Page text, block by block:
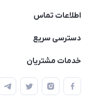
اطلاعات تماس
09012926386
دسترسی سریع
حساب کاربری
لیست محصولات
خدمات مشتریان
قوانین و مقررات
حریم خصوصی